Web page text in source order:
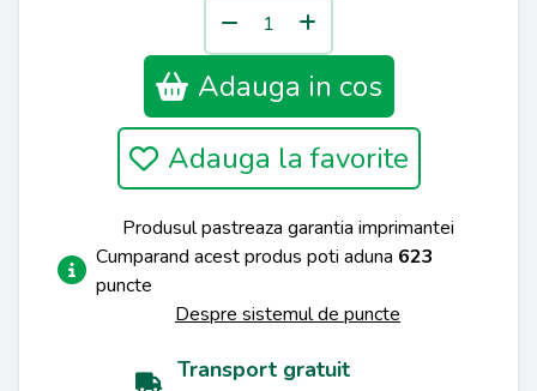
Adauga in cos
Adauga la favorite
Produsul pastreaza garantia imprimantei
Cumparand acest produs poti aduna 623
puncte
Despre sistemul de puncte
Transport gratuit